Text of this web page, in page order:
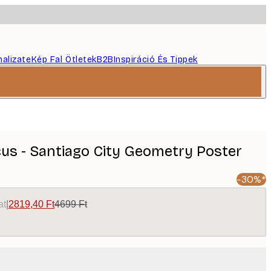
Kép Fal ÖtletekB2BInspiráció És Tippek
- Santiago City Geometry Poster
-30%*
2819,40 Ft4699 Ft